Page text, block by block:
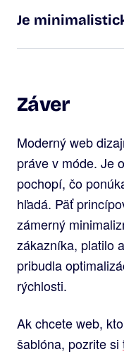
Je
Záver
Moderný web
práve v móde. Je
pochopí, čo
hľadá. Päť
zámerný
zákazníka, platilo
pribudla
rýchlosti.
Ak chcete web,
šablóna, pozrite si